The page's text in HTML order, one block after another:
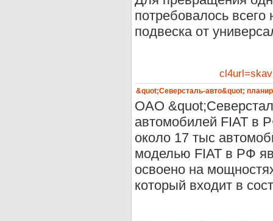
потребовалось всего
подвеска от
&quot;Северсталь-авто&quot;
ОАО
автомобилей FIAT в
около 17 тыс
моделью FIAT в РФ
освоено на
который входит в